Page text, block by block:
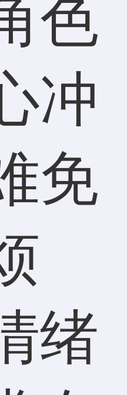
色
冲
免
绪